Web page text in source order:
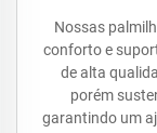
Nossas
conforto e
de alta
porém
garantindo um